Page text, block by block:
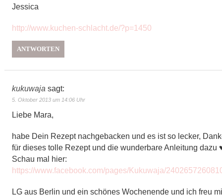
Jessica
http://www.kuchen-schlacht.de/?p=1450
ANTWORTEN
kukuwaja sagt:
5. Oktober 2013 um 14:06 Uhr
Liebe Mara,
habe Dein Rezept nachgebacken und es ist so lecker,
für dieses tolle Rezept und die wunderbare Anleitung dazu
Schau mal hier:
https://www.facebook.com/pages/Kukuwaja/
LG aus Berlin und ein schönes Wochenende und ich freu